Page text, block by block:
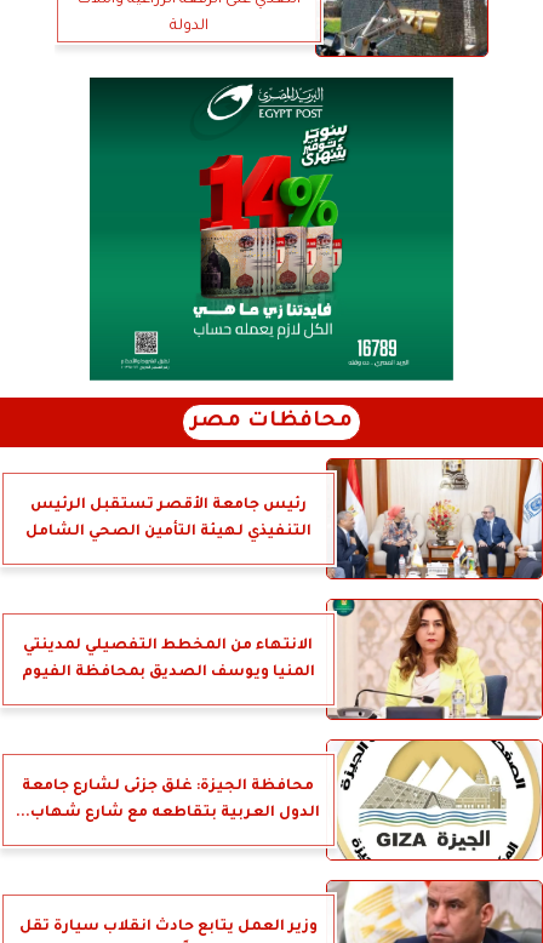
الدولة
محافظات مصر
رئيس جامعة الأقصر تستقبل الرئيس
التنفيذي لهيئة التأمين الصحي الشامل
الانتهاء من المخطط التفصيلي لمدينتي
المنيا ويوسف الصديق بمحافظة الفيوم
محافظة الجيزة: غلق جزئى لشارع جامعة
الدول العربية بتقاطعه مع شارع شهاب...
وزير العمل يتابع حادث انقلاب سيارة تقل